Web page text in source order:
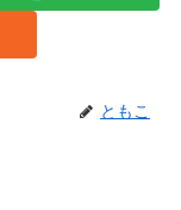
ともこ